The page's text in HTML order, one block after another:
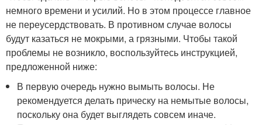
немного времени и усилий. Но в этом процессе главное
не переусердствовать. В противном случае волосы
будут казаться не мокрыми, а грязными. Чтобы такой
проблемы не возникло, воспользуйтесь инструкцией,
предложенной ниже:
В первую очередь нужно вымыть волосы. Не
рекомендуется делать прическу на немытые волосы,
поскольку она будет выглядеть совсем иначе.